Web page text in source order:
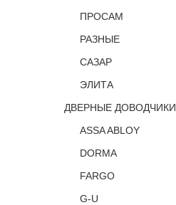
ПРОСАМ
РАЗНЫЕ
САЗАР
ЭЛИТА
ДВЕРНЫЕ ДОВОДЧИКИ
ASSA ABLOY
DORMA
FARGO
G-U